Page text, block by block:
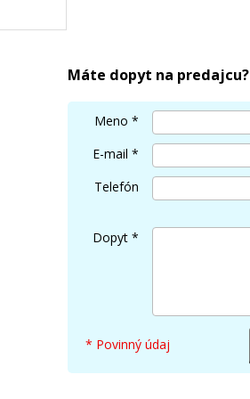
Máte dopyt na predajcu?
Meno *
E-mail *
Telefón
Dopyt *
* Povinný údaj